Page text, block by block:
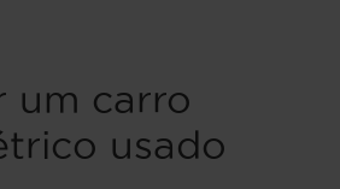
um carro
usado